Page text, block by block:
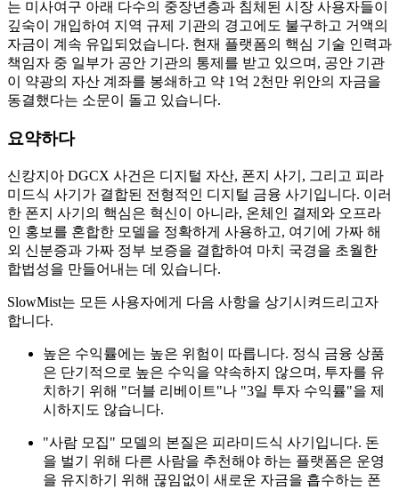
는 미사여구 아래 다수의 중장년층과 침체된 시장 사용자들이
깊숙이 개입하여 지역 규제 기관의 경고에도 불구하고 거액의
자금이 계속 유입되었습니다. 현재 플랫폼의 핵심 기술 인력과
책임자 중 일부가 공안 기관의 통제를 받고 있으며, 공안 기관
이 약광의 자산 계좌를 봉쇄하고 약 1억 2천만 위안의 자금을
동결했다는 소문이 돌고 있습니다.
요약하다
신캉지아 DGCX 사건은 디지털 자산, 폰지 사기, 그리고 피라
미드식 사기가 결합된 전형적인 디지털 금융 사기입니다. 이러
한 폰지 사기의 핵심은 혁신이 아니라, 온체인 결제와 오프라
인 홍보를 혼합한 모델을 정확하게 사용하고, 여기에 가짜 해
외 신분증과 가짜 정부 보증을 결합하여 마치 국경을 초월한
합법성을 만들어내는 데 있습니다.
SlowMist는 모든 사용자에게 다음 사항을 상기시켜드리고자
합니다.
높은 수익률에는 높은 위험이 따릅니다. 정식 금융 상품
은 단기적으로 높은 수익을 약속하지 않으며, 투자를 유
치하기 위해 "더블 리베이트"나 "3일 투자 수익률"을 제
시하지도 않습니다.
"사람 모집" 모델의 본질은 피라미드식 사기입니다. 돈
을 벌기 위해 다른 사람을 추천해야 하는 플랫폼은 운영
을 유지하기 위해 끊임없이 새로운 자금을 흡수하는 폰